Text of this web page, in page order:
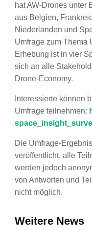
hat AW-Drones unter
aus Belgien,
Niederlanden und
Umfrage zum Thema
Erhebung ist in vier
sich an alle
Drone-Economy.
Interessierte können
Umfrage teilnehmen:
Die Umfrage-
veröffentlicht, alle
werden jedoch
von Antworten und
nicht möglich.
Weitere News